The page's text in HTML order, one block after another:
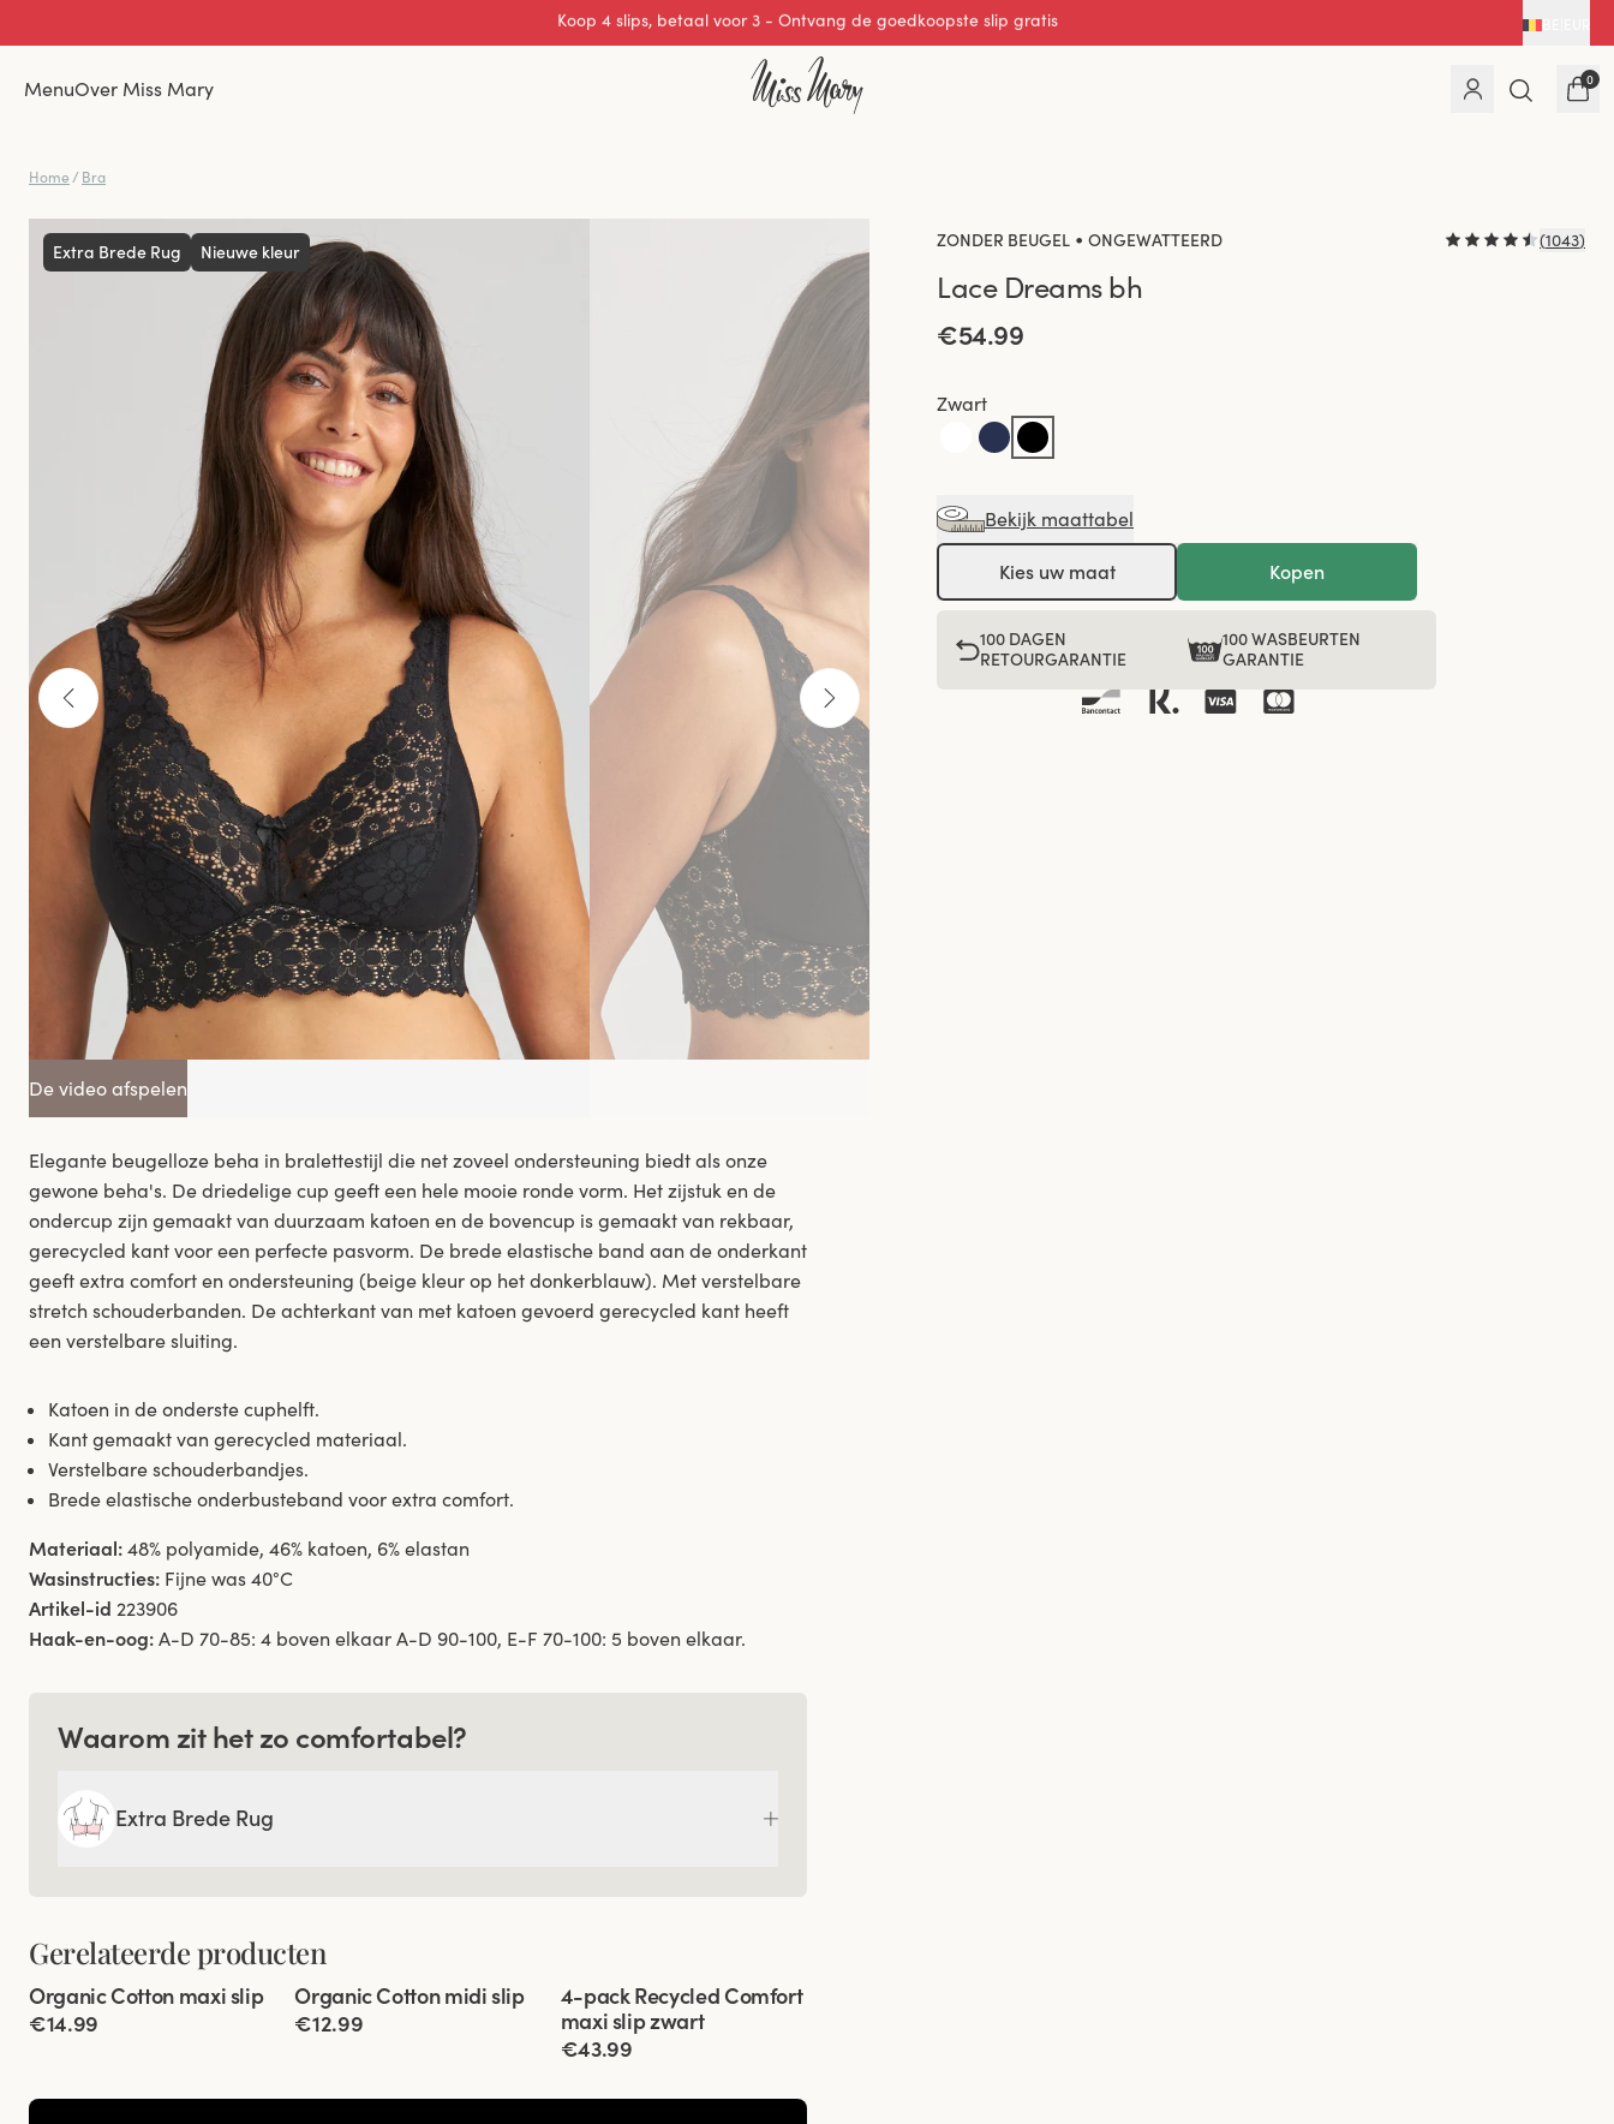
Uitstekende 0 van 5
MenuOver Miss Mary 0
Home / Bra
Extra Brede Rug Nieuwe kleur
De video afspelen
ZONDER BEUGEL • ONGEWATTEERD (1043)
Lace Dreams bh
€54.99
Zwart
Bekijk maattabel
Kies uw maat Kopen
100 DAGEN
RETOURGARANTIE
100 WASBEURTEN
GARANTIE
Elegante beugelloze beha in bralettestijl die net zoveel ondersteuning biedt als onze
gewone beha's. De driedelige cup geeft een hele mooie ronde vorm. Het zijstuk en de
ondercup zijn gemaakt van duurzaam katoen en de bovencup is gemaakt van rekbaar,
gerecycled kant voor een perfecte pasvorm. De brede elastische band aan de onderkant
geeft extra comfort en ondersteuning (beige kleur op het donkerblauw). Met verstelbare
stretch schouderbanden. De achterkant van met katoen gevoerd gerecycled kant heeft
een verstelbare sluiting.
Katoen in de onderste cuphelft.
Kant gemaakt van gerecycled materiaal.
Verstelbare schouderbandjes.
Brede elastische onderbusteband voor extra comfort.
Materiaal: 48% polyamide, 46% katoen, 6% elastan
Wasinstructies: Fijne was 40°C
Artikel-id 223906
Haak-en-oog: A-D 70-85: 4 boven elkaar A-D 90-100, E-F 70-100: 5 boven elkaar.
Waarom zit het zo comfortabel?
Extra Brede Rug
Gerelateerde producten
4 voor 3
Organic Cotton maxi slip
€14.99
4 voor 3
Organic Cotton midi slip
€12.99
4-pack Recycled Comfort
maxi slip zwart
€43.99